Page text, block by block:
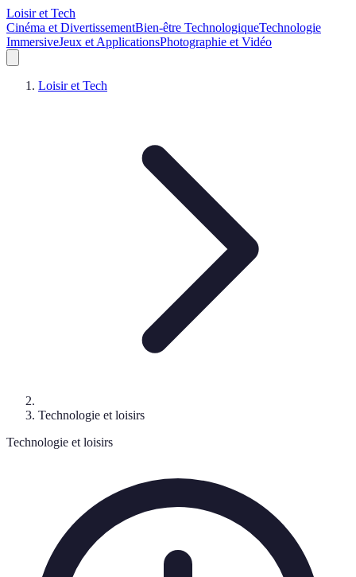
Loisir et Tech
Cinéma et DivertissementBien-être TechnologiqueTechnologie
ImmersiveJeux et ApplicationsPhotographie et Vidéo
Loisir et Tech
Technologie et loisirs
Technologie et loisirs